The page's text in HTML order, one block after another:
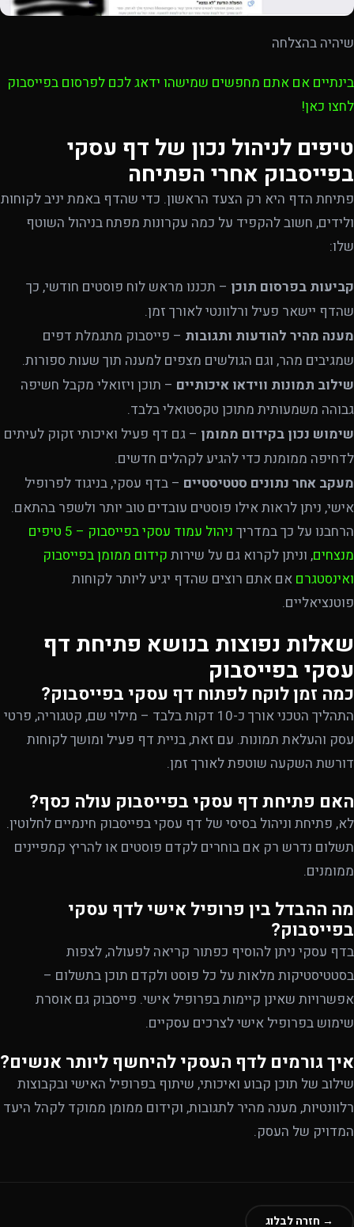
שיהיה בהצלחה
בינתיים אם אתם מחפשים שמישהו ידאג לכם לפרסום בפייסבוק
לחצו כאן!
טיפים לניהול נכון של דף עסקי
בפייסבוק אחרי הפתיחה
פתיחת הדף היא רק הצעד הראשון. כדי שהדף באמת יניב לקוחות
ולידים, חשוב להקפיד על כמה עקרונות מפתח בניהול השוטף
שלו:
קביעות בפרסום תוכן – תכננו מראש לוח פוסטים חודשי, כך
שהדף יישאר פעיל ורלוונטי לאורך זמן.
מענה מהיר להודעות ותגובות – פייסבוק מתגמלת דפים
שמגיבים מהר, וגם הגולשים מצפים למענה תוך שעות ספורות.
שילוב תמונות ווידאו איכותיים – תוכן ויזואלי מקבל חשיפה
גבוהה משמעותית מתוכן טקסטואלי בלבד.
שימוש נכון בקידום ממומן – גם דף פעיל ואיכותי זקוק לעיתים
לדחיפה ממומנת כדי להגיע לקהלים חדשים.
מעקב אחר נתונים סטטיסטיים – בדף עסקי, בניגוד לפרופיל
אישי, ניתן לראות אילו פוסטים עובדים טוב יותר ולשפר בהתאם.
הרחבנו על כך במדריך
ניהול עמוד עסקי בפייסבוק – 5 טיפים
מנצחים, וניתן לקרוא גם על שירות קידום ממומן בפייסבוק
ואינסטגרם אם אתם רוצים שהדף יגיע ליותר לקוחות
פוטנציאליים.
שאלות נפוצות בנושא פתיחת דף
עסקי בפייסבוק
כמה זמן לוקח לפתוח דף עסקי בפייסבוק?
התהליך הטכני אורך כ-10 דקות בלבד – מילוי שם, קטגוריה, פרטי
עסק והעלאת תמונות. עם זאת, בניית דף פעיל ומושך לקוחות
דורשת השקעה שוטפת לאורך זמן.
האם פתיחת דף עסקי בפייסבוק עולה כסף?
לא, פתיחת וניהול בסיסי של דף עסקי בפייסבוק חינמיים לחלוטין.
תשלום נדרש רק אם בוחרים לקדם פוסטים או להריץ קמפיינים
ממומנים.
מה ההבדל בין פרופיל אישי לדף עסקי
בפייסבוק?
בדף עסקי ניתן להוסיף כפתור קריאה לפעולה, לצפות
בסטטיסטיקות מלאות על כל פוסט ולקדם תוכן בתשלום –
אפשרויות שאינן קיימות בפרופיל אישי. פייסבוק גם אוסרת
שימוש בפרופיל אישי לצרכים עסקיים.
איך גורמים לדף העסקי להיחשף ליותר אנשים?
שילוב של תוכן קבוע ואיכותי, שיתוף בפרופיל האישי ובקבוצות
רלוונטיות, מענה מהיר לתגובות, וקידום ממומן ממוקד לקהל היעד
המדויק של העסק.
→ חזרה לבלוג